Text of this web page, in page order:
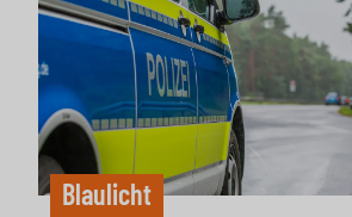
Blaulicht